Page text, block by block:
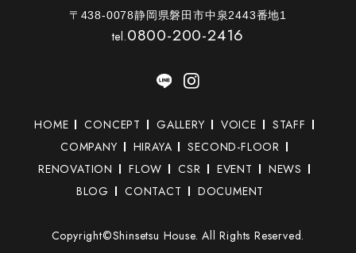
〒438-0078静岡県磐田市中泉2443番地1
tel.0800-200-2416
HOME CONCEPT GALLERY VOICE
STAFF
COMPANY
HIRAYA
SECOND-FLOOR
RENOVATION
FLOW CSR EVENT
NEWS
BLOG
CONTACT DOCUMENT
Copyright©Shinsetsu House. All Rights Reserved.